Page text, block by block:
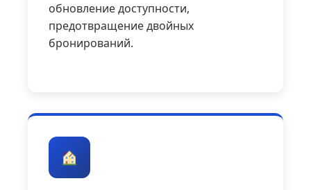
обновление доступности,
предотвращение двойных
бронирований.